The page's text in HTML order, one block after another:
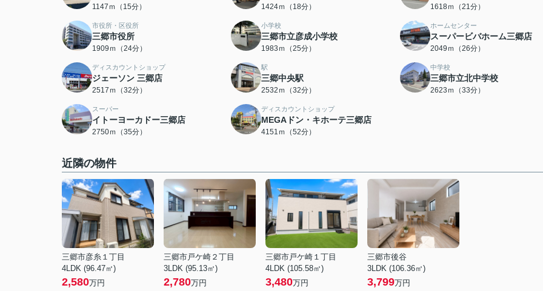
1147ｍ（15分） 1424ｍ（18分） 1618ｍ（21分）
市役所・区役所
三郷市役所
1909ｍ（24分）
小学校
三郷市立彦成小学校
1983ｍ（25分）
ホームセンター
スーパービバホーム三郷店
2049ｍ（26分）
ディスカウントショップ
ジェーソン 三郷店
2517ｍ（32分）
駅
三郷中央駅
2532ｍ（32分）
中学校
三郷市立北中学校
2623ｍ（33分）
スーパー
イトーヨーカドー三郷店
2750ｍ（35分）
ディスカウントショップ
MEGAドン・キホーテ三郷店
4151ｍ（52分）
近隣の物件
三郷市彦糸１丁目
4LDK (96.47㎡)
2,580万円
三郷市戸ケ崎２丁目
3LDK (95.13㎡)
2,780万円
三郷市戸ケ崎１丁目
4LDK (105.58㎡)
3,480万円
三郷市後谷
3LDK (106.36㎡)
3,799万円